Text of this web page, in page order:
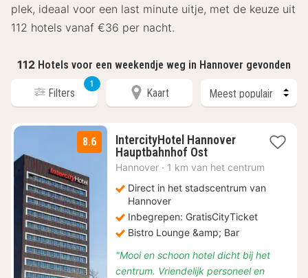
plek, ideaal voor een last minute uitje, met de keuze uit
112 hotels vanaf €36 per nacht.
112 Hotels voor een weekendje weg in Hannover gevonden
Filters
1
Kaart
8.6
IntercityHotel Hannover
Hauptbahnhof Ost3
nachten
€
Hannover · 1 km van het centrum
Direct in het stadscentrum van
Hannover
Inbegrepen: GratisCityTicket
Bistro Lounge &amp; Bar
"Mooi en schoon hotel dicht bij het
centrum. Vriendelijk personeel en